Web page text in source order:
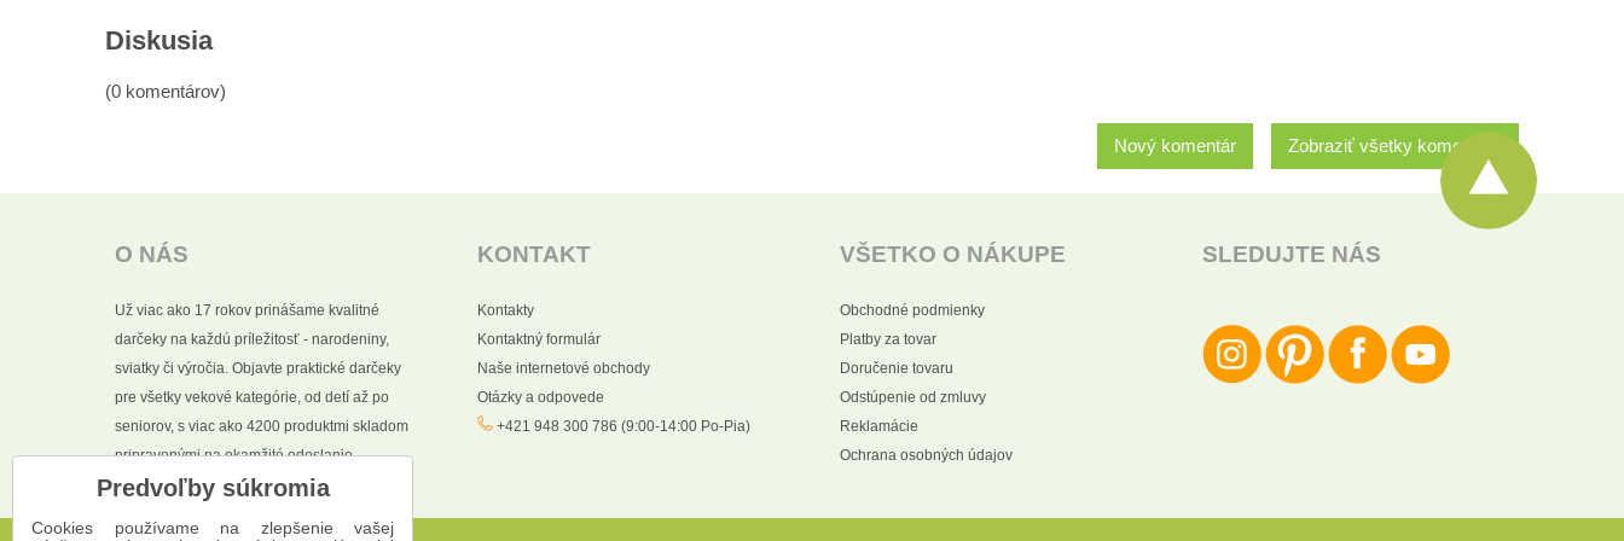
Diskusia
(0 komentárov)
Zobraziť všetky komentáre
Nový komentár
O NÁS
Už viac ako 17 rokov prinášame kvalitné
darčeky na každú príležitosť - narodeniny,
sviatky či výročia. Objavte praktické darčeky
pre všetky vekové kategórie, od detí až po
seniorov, s viac ako 4200 produktmi skladom
pripravenými na okamžité odoslanie.
KONTAKT
Kontakty
Kontaktný formulár
Naše internetové obchody
Otázky a odpovede
+421 948 300 786 (9:00-14:00 Po-Pia)
VŠETKO O NÁKUPE
Obchodné podmienky
Platby za tovar
Doručenie tovaru
Odstúpenie od zmluvy
Reklamácie
Ochrana osobných údajov
SLEDUJTE NÁS
Predvoľby súkromia
Cookies používame na zlepšenie vašej